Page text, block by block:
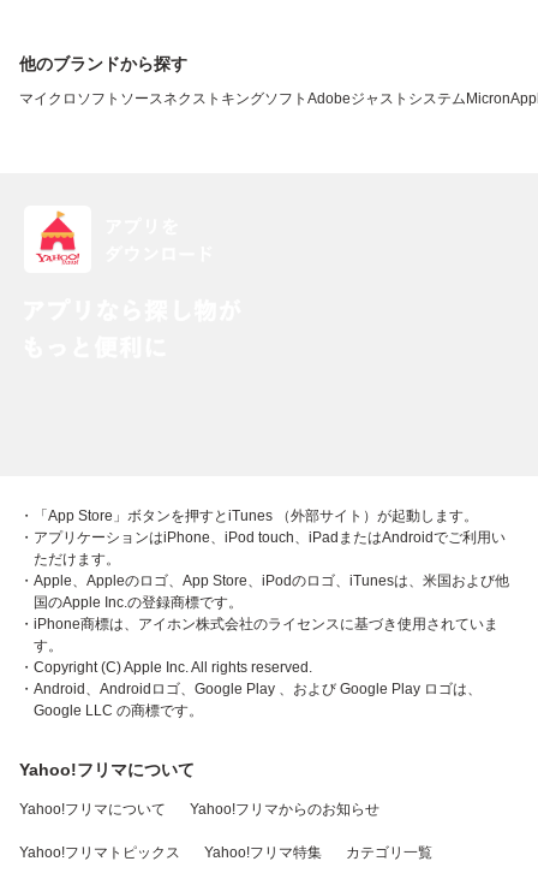
他のブランドから探す
マイクロソフト ソースネクスト キングソフト Adobeジャストシステム Micron
・「App Store」ボタンを押すとiTunes （外部サイト）が起動します。
・アプリケーションはiPhone、iPod touch、iPadまたはAndroidでご利用い
ただけます。
・Apple、Appleのロゴ、App Store、iPodのロゴ、iTunesは、米国および他
国のApple Inc.の登録商標です。
・iPhone商標は、アイホン株式会社のライセンスに基づき使用されていま
す。
・Copyright (C) Apple Inc. All rights reserved.
・Android、Androidロゴ、Google Play 、および Google Play ロゴは、
Google LLC の商標です。
Yahoo!フリマについて
Yahoo!フリマについて Yahoo!フリマからのお知らせ
Yahoo!フリマトピックス Yahoo!フリマ特集 カテゴリ一覧